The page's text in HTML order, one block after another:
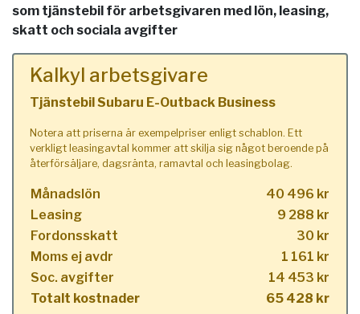
som tjänstebil för arbetsgivaren med lön, leasing,
skatt och sociala avgifter
Kalkyl arbetsgivare
Tjänstebil Subaru E-Outback Business
Notera att priserna är exempelpriser enligt schablon. Ett
verkligt leasingavtal kommer att skilja sig något beroende på
återförsäljare, dagsränta, ramavtal och leasingbolag.
Månadslön
40 496 kr
Leasing
9 288 kr
Fordonsskatt
30 kr
Moms ej avdr
1 161 kr
Soc. avgifter
14 453 kr
Totalt kostnader
65 428 kr